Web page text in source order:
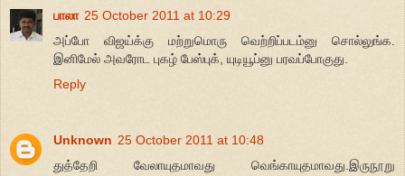
பாலா 25 October 2011 at 10:29
அப்போ விஜய்க்கு மற்றுமொரு வெற்றிப்படம்னு சொல்லுங்க.
இனிமேல் அவரோட புகழ் பேஸ்புக், யுடியூப்னு பரவப்போகுது.
Reply
Unknown 25 October 2011 at 10:48
துத்தேறி வேலாயுதமாவது வெங்காயுதமாவது.இருநூறு